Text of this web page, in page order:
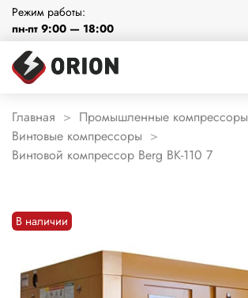
Режим работы:
пн-пт 9:00 — 18:00
Главная
Промышленные компрессоры
Винтовые компрессоры
Винтовой компрессор Berg ВК-110 7
В наличии